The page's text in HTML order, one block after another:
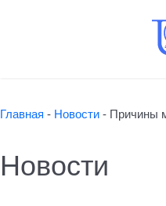
Главная - Новости - Причины
Новости